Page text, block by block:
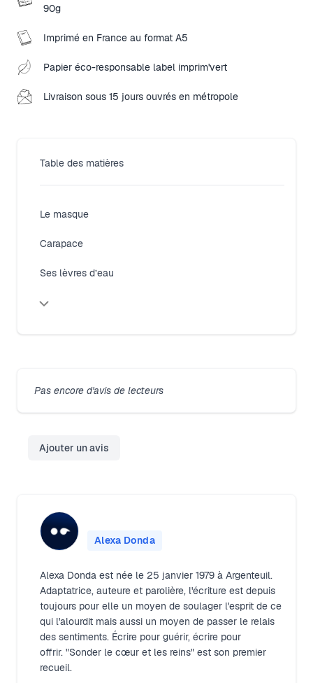
90g
Imprimé en France au format A5
Papier éco-responsable label imprim'vert
Livraison sous 15 jours ouvrés en métropole
Table des matières
Le masque
Carapace
Ses lèvres d’eau
Pas encore d'avis de lecteurs
Ajouter un avis
Alexa Donda
Alexa Donda est née le 25 janvier 1979 à Argenteuil.
Adaptatrice, auteure et parolière, l'écriture est depuis
toujours pour elle un moyen de soulager l'esprit de ce
qui l'alourdit mais aussi un moyen de passer le relais
des sentiments. Écrire pour guérir, écrire pour
offrir. "Sonder le cœur et les reins" est son premier
recueil.